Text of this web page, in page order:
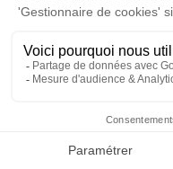
Faire-part
vendredi 26
Crématorium
Rue de Gireugne